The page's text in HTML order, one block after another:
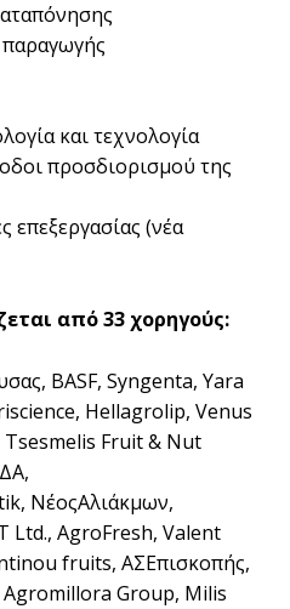
και τεχνολογία
προσδιορισμού της
επεξεργασίας (νέα
από 33 χορηγούς:
BASF, Syngenta, Yara
Hellagrolip, Venus
Tsesmelis Fruit & Nut
ΝέοςΑλιάκμων,
Ltd., AgroFresh, Valent
fruits, ΑΣΕπισκοπής,
Group, Milis